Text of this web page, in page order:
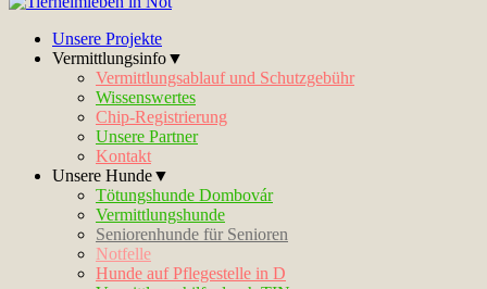
Unsere Projekte
Vermittlungsinfo▼
Vermittlungsablauf und Schutzgebühr
Wissenswertes
Chip-Registrierung
Unsere Partner
Kontakt
Unsere Hunde▼
Tötungshunde Dombovár
Vermittlungshunde
Seniorenhunde für Senioren
Notfelle
Hunde auf Pflegestelle in D